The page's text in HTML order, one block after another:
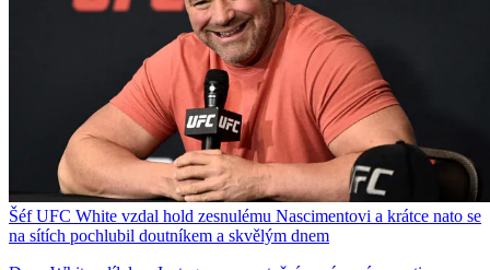
Šéf UFC White vzdal hold zesnulému Nascimentovi a krátce nato se
na sítích pochlubil doutníkem a skvělým dnem